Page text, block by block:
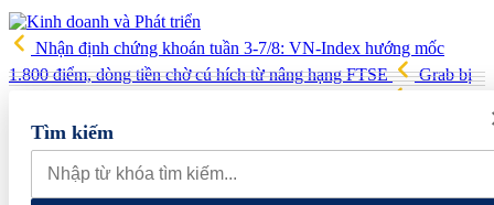
Nhận định chứng khoán tuần 3-7/8: VN-Index hướng mốc
1.800 điểm, dòng tiền chờ cú hích từ nâng hạng FTSE
Grab bị
Về xứ hoa
Capital Square: Dấu ấn khai mở chuẩn sống tích hợp
được vinh danh tại Dot Property Vietnam 2026
Bamboo Capital
và BCG Land bị hủy tư cách công ty đại chúng, quyền lợi cổ đông
ra sao?
Tìm kiếm